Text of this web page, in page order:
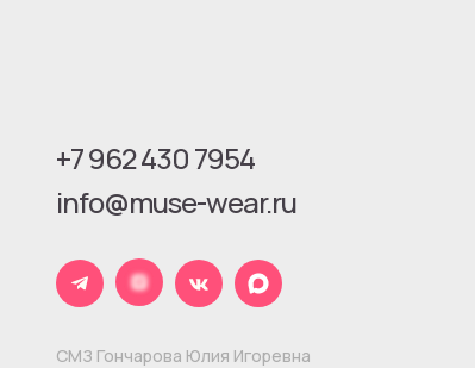
СМЗ Гончарова Юлия Игоревна
+7 962 430 7954
info@muse-wear.ru